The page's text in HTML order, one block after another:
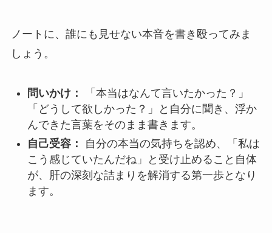
ノートに、誰にも見せない本音を書き殴ってみま
しょう。
問いかけ：
「本当はなんて言いたかった？」
「どうして欲しかった？」と自分に聞き、浮か
んできた言葉をそのまま書きます。
自己受容：
自分の本当の気持ちを認め、「私は
こう感じていたんだね」と受け止めること自体
が、肝の深刻な詰まりを解消する第一歩となり
ます。